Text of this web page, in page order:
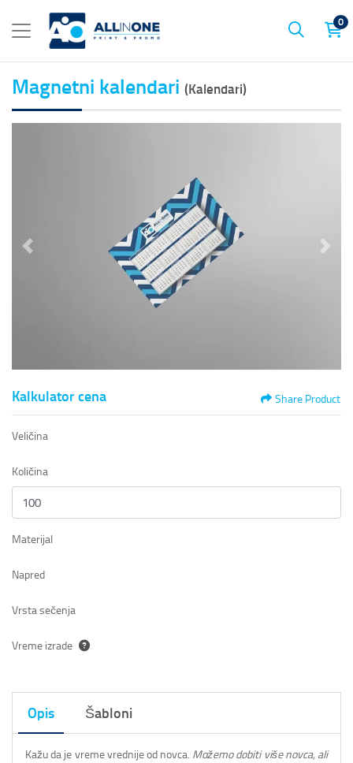
0
Magnetni kalendari (Kalendari)
Kalkulator cena Share Product
Veličina
Količina
Materijal
Napred
Vrsta sečenja
Vreme izrade
Opis Šabloni
Kažu da je vreme vrednije od novca. Možemo dobiti više novca, ali